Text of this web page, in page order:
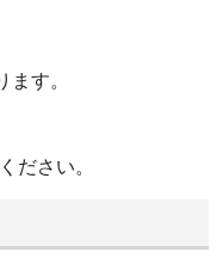
す。
ださい。